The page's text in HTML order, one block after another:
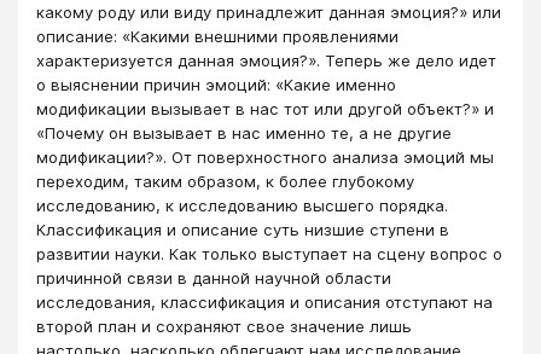
какому роду или виду принадлежит данная эмоция?» или
описание: «Какими внешними проявлениями
характеризуется данная эмоция?». Теперь же дело идет
о выяснении причин эмоций: «Какие именно
модификации вызывает в нас тот или другой объект?» и
«Почему он вызывает в нас именно те, а не другие
модификации?». От поверхностного анализа эмоций мы
переходим, таким образом, к более глубокому
исследованию, к исследованию высшего порядка.
Классификация и описание суть низшие ступени в
развитии науки. Как только выступает на сцену вопрос о
причинной связи в данной научной области
исследования, классификация и описания отступают на
второй план и сохраняют свое значение лишь